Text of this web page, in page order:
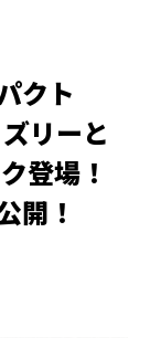
クト
リーと
登場！
開！